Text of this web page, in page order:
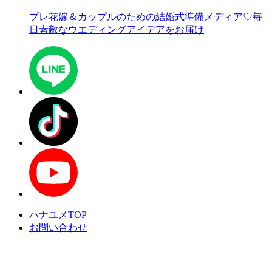
プレ花嫁＆カップルのための結婚式準備メディア♡毎
日素敵なウエディングアイデアをお届け
ハナユメTOP
お問い合わせ